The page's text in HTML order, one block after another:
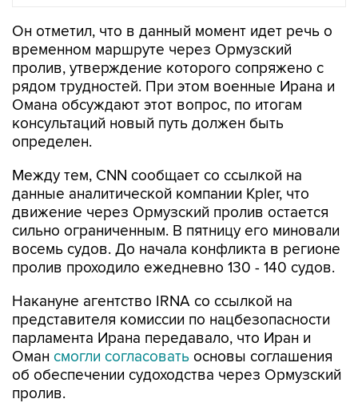
Он отметил, что в данный момент идет речь о
временном маршруте через Ормузский
пролив, утверждение которого сопряжено с
рядом трудностей. При этом военные Ирана и
Омана обсуждают этот вопрос, по итогам
консультаций новый путь должен быть
определен.
Между тем, CNN сообщает со ссылкой на
данные аналитической компании Kpler, что
движение через Ормузский пролив остается
сильно ограниченным. В пятницу его миновали
восемь судов. До начала конфликта в регионе
пролив проходило ежедневно 130 - 140 судов.
Накануне агентство IRNA со ссылкой на
представителя комиссии по нацбезопасности
парламента Ирана передавало, что Иран и
Оман смогли согласовать основы соглашения
об обеспечении судоходства через Ормузский
пролив.